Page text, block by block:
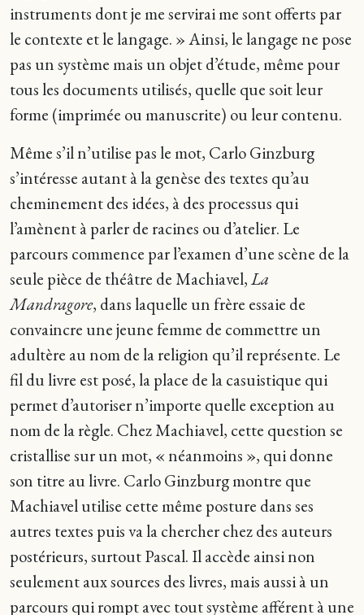
instruments dont je me servirai me sont offerts par
le contexte et le langage. » Ainsi, le langage ne pose
pas un système mais un objet d’étude, même pour
tous les documents utilisés, quelle que soit leur
forme (imprimée ou manuscrite) ou leur contenu.
Même s’il n’utilise pas le mot, Carlo Ginzburg
s’intéresse autant à la genèse des textes qu’au
cheminement des idées, à des processus qui
l’amènent à parler de racines ou d’atelier. Le
parcours commence par l’examen d’une scène de la
seule pièce de théâtre de Machiavel,La
Mandragore, dans laquelle un frère essaie de
convaincre une jeune femme de commettre un
adultère au nom de la religion qu’il représente. Le
fil du livre est posé, la place de la casuistique qui
permet d’autoriser n’importe quelle exception au
nom de la règle. Chez Machiavel, cette question se
cristallise sur un mot, « néanmoins », qui donne
son titre au livre. Carlo Ginzburg montre que
Machiavel utilise cette même posture dans ses
autres textes puis va la chercher chez des auteurs
postérieurs, surtout Pascal. Il accède ainsi non
seulement aux sources des livres, mais aussi à un
parcours qui rompt avec tout système afférent à une